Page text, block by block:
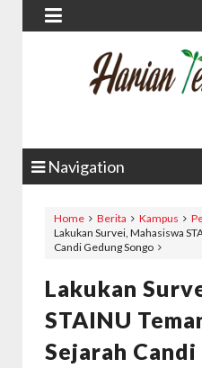

Navigation
Home Berita Kampus
Lakukan Survei, Mahasiswa
Candi Gedung Songo
Lakukan
STAINU
Sejarah